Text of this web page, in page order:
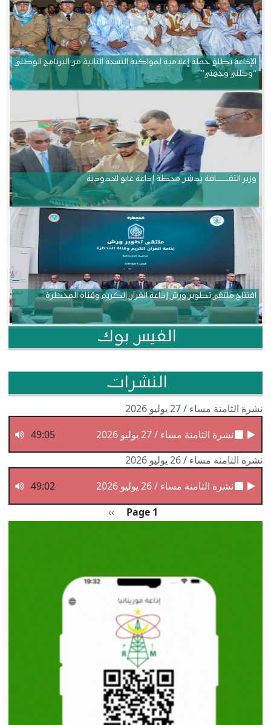
الإذاعة تطلق حملة إعلامية لمواكبة النسخة الثانية من البرنامج الوطني
“وطني وجهتي”
وزير الثقــــــــــافة يدشن محطة إذاعة غابو الحدودية
افتتاح ملتقى تطوير ورش إذاعة القرآن الكريم وقناة المحظرة
الفيس بوك
النشرات
نشرة الثامنة مساء / 27 يوليو 2026
نشرة الثامنة مساء / 27 يوليو 2026
49:05
نشرة الثامنة مساء / 26 يوليو 2026
نشرة الثامنة مساء / 26 يوليو 2026
49:02
Page 1 الصفحة التالية
››